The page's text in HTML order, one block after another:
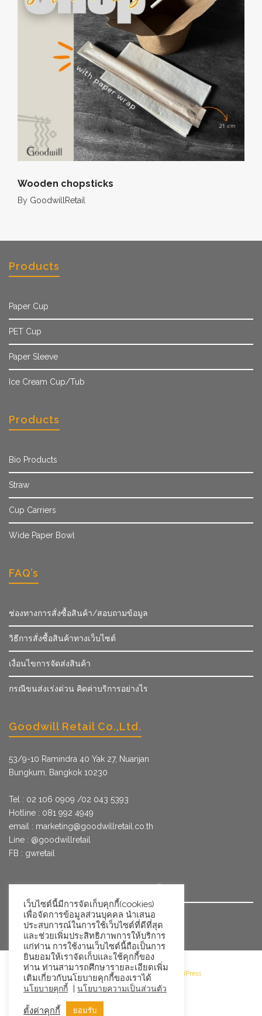
Wooden chopsticks
By GoodwillRetail
Products
Paper Cup
PET Cup
Paper Sleeve
Ice Cream Cup/Tub
Products
Bio Products
Straw
Cup Carriers
Wide Paper Bowl
FAQ’s
ช่องทางการสั่งซื้อสินค้า/สอบถามข้อมูล
วิธีการสั่งซื้อสินค้าทางเว็บไซต์
เงื่อนไขการจัดส่งสินค้า
กรณีขนส่งเร่งด่วน คิดค่าบริการอย่างไร
Goodwill Retail Co.,Ltd.
53/9­-10 Ramindra 40 Yak 27, Nuanjan
Bungkum, Bangkok 10230
Tel : 02 106 0909 /02 043 5393
Hotline : 081 992 4949
email : marketing@goodwillretail.co.th
Line : @goodwillretail
FB : gwretail
นโยบายข้อมูลส่วนบุคคล
©2026 Goodwill Retail · Powered by WordPress
เว็บไซต์นี้มีการจัดเก็บคุกกี้(cookies)
เพื่อจัดการข้อมูลส่วนบุคคล นำเสนอ
ประสบการณ์ในการใช้เว็บไซต์ที่ดีที่สุด
และช่วยเพิ่มประสิทธิภาพการให้บริการ
แก่ท่าน การใช้งานเว็บไซต์นี้ถือเป็นการ
ยินยอมให้เราจัดเก็บและใช้คุกกี้ของ
ท่าน ท่านสามารถศึกษารายละเอียดเพิ่ม
เติมเกี่ยวกับนโยบายคุกกี้ของเราได้
นโยบายคุกกี้ | นโยบายความเป็นส่วนตัว
ตั้งค่าคุกกี้ ยอมรับ